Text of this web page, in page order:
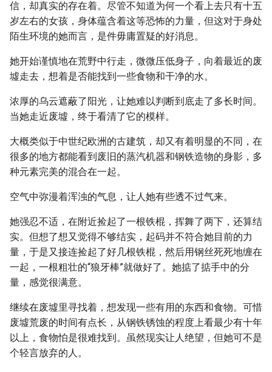
信，却真实的存在着。尽管不知道为何一个看上去只有十五
岁左右的女孩，身体蕴含着这等恐怖的力量，但这对于身处
陌生环境的她而言，是件毋庸置疑的好消息。
她开始谨慎地在荒野中行走，微微压低身子，向着最近的废
墟走去，想着是否能找到一些食物和干净的水。
浓厚的乌云遮蔽了阳光，让她难以判断到底走了多长时间。
当她走近废墟，终于看清了它的模样。
大概类似于中世纪欧洲的古建筑，却又有着明显的不同，在
很多的地方都能看到废旧的蒸汽机器和钢铁造物的身影，多
种元素完美的混合在一起。
空气中弥漫着浑浊的气息，让人她有些透不过气来。
她强忍不适，在附近捡起了一根铁棍，挥舞了两下，还算结
实。但想了想又觉得不够结实，起码并不符合她目前的力
量，于是又接连捡起了好几根铁棍，然后用钢丝死死地缠在
一起，一根粗壮的“狼牙棒”就做好了。她掂了掂手中的分
量，感觉很满意。
继续在废墟里寻找着，想发现一些有用的东西和食物。可惜
废墟荒废的时间有点长，从钢铁锈蚀的程度上看最少有十年
以上，食物怕是很难找到。虽然现实让人绝望，但她可不是
个轻言放弃的人。